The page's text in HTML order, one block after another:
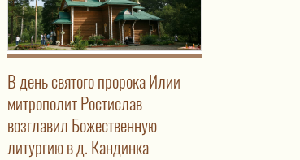
В день святого пророка Илии
митрополит Ростислав
возглавил Божественную
литургию в д. Кандинка